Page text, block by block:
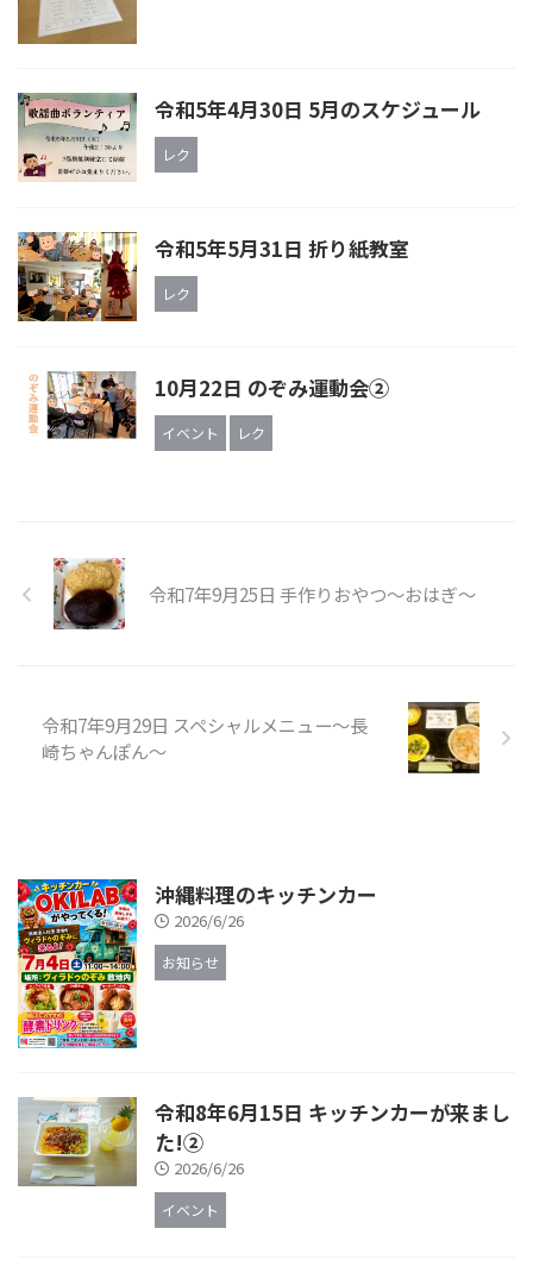
令和5年4月30日 5月のスケジュール
レク
令和5年5月31日 折り紙教室
レク
10月22日 のぞみ運動会②
イベント レク
令和7年9月25日 手作りおやつ～おはぎ～
令和7年9月29日 スペシャルメニュー〜長
崎ちゃんぽん〜
沖縄料理のキッチンカー
2026/6/26
お知らせ
令和8年6月15日 キッチンカーが来まし
た!②
2026/6/26
イベント